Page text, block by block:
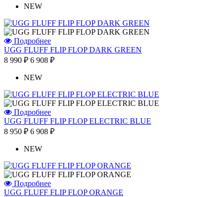
NEW
Подробнее
UGG FLUFF FLIP FLOP DARK GREEN
8 990 ₽ 6 908 ₽
NEW
Подробнее
UGG FLUFF FLIP FLOP ELECTRIC BLUE
8 950 ₽ 6 908 ₽
NEW
Подробнее
UGG FLUFF FLIP FLOP ORANGE